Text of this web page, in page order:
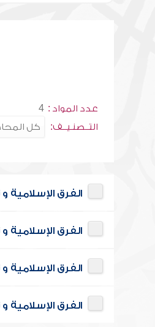
عدد المواد : 4
التــصنـيــف:
الفرق الإسلامية و
الفرق الإسلامية و
الفرق الإسلامية و
الفرق الإسلامية و